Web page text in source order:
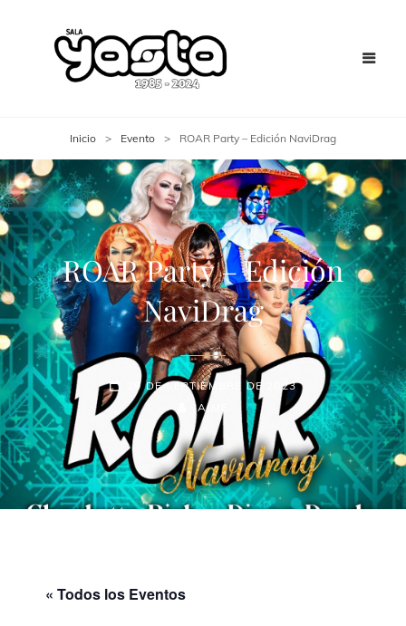
Inicio > Evento > ROAR Party – Edición NaviDrag
ROAR Party – Edición
NaviDrag
19 DE SEPTIEMBRE DE 2023
JAIME
« Todos los Eventos